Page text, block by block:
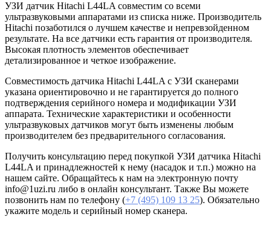
УЗИ датчик Hitachi L44LA совместим со всеми
ультразвуковыми аппаратами из списка ниже. Производитель
Hitachi позаботился о лучшем качестве и непревзойденном
результате. На все датчики есть гарантия от производителя.
Высокая плотность элементов обеспечивает
детализированное и четкое изображение.
Совместимость датчика Hitachi L44LA с УЗИ сканерами
указана ориентировочно и не гарантируется до полного
подтверждения серийного номера и модификации УЗИ
аппарата. Технические характеристики и особенности
ультразвуковых датчиков могут быть изменены любым
производителем без предварительного согласования.
Получить консультацию перед покупкой УЗИ датчика Hitachi
L44LA и принадлежностей к нему (насадок и т.п.) можно на
нашем сайте. Обращайтесь к нам на электронную почту
info@1uzi.ru либо в онлайн консультант. Также Вы можете
позвонить нам по телефону (+7 (495) 109 13 25). Обязательно
укажите модель и серийный номер сканера.